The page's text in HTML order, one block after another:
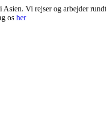
Vi rejser og arbejder
os her